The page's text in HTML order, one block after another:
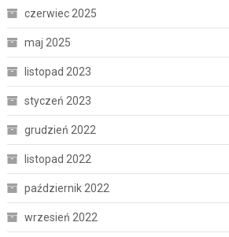
czerwiec 2025
maj 2025
listopad 2023
styczeń 2023
grudzień 2022
listopad 2022
październik 2022
wrzesień 2022